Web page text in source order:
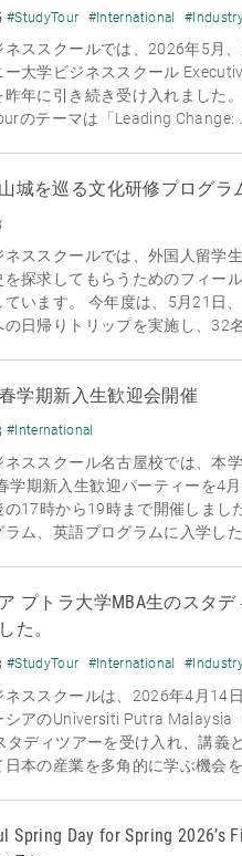
#StudyTour #International
ネススクールでは、2026年5月
ー大学ビジネススクール
昨年に引き続き受け入れました
のテーマは「Leading Change: ...
城を巡る文化研修プログラ
ネススクールでは、外国人留学
を探求してもらうためのフィー
ています。 今年度は、5月21日
日帰りトリップを実施し、32名
学期新入生歓迎会開催
#International
ネススクール名古屋校では、本
学期新入生歓迎パーティーを4月
の17時から19時まで開催しまし
ム、英語プログラムに入学した
プトラ大学MBA生のスタデ
た。
#StudyTour #International
ネススクールは、2026年4月14
シアのUniversiti Putra Malaysia
タディツアーを受け入れ、講義
本の産業を多角的に学ぶ機会を
Spring Day for Spring 2026’s